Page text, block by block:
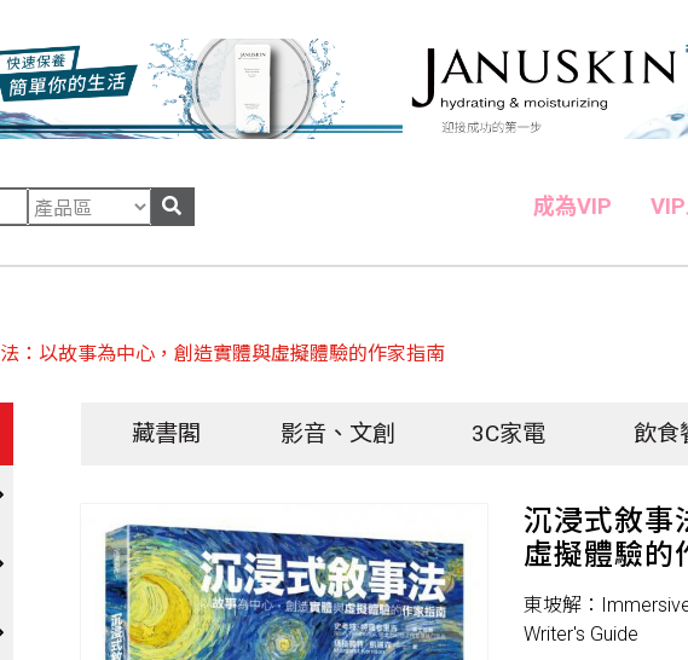
成為VIP
：以故事為中心，創造實體與虛擬體驗的作家指南
藏書閣 影音、文創 3C家電 飲食
沉浸式敘事
虛擬體驗的
東坡解：
Writer's Guide